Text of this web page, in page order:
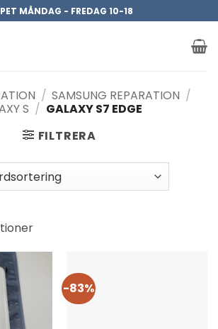
MÅNDAG - FREDAG 10-18
/ SAMSUNG REPARATION /
S / GALAXY S7 EDGE
FILTRERA
-83%